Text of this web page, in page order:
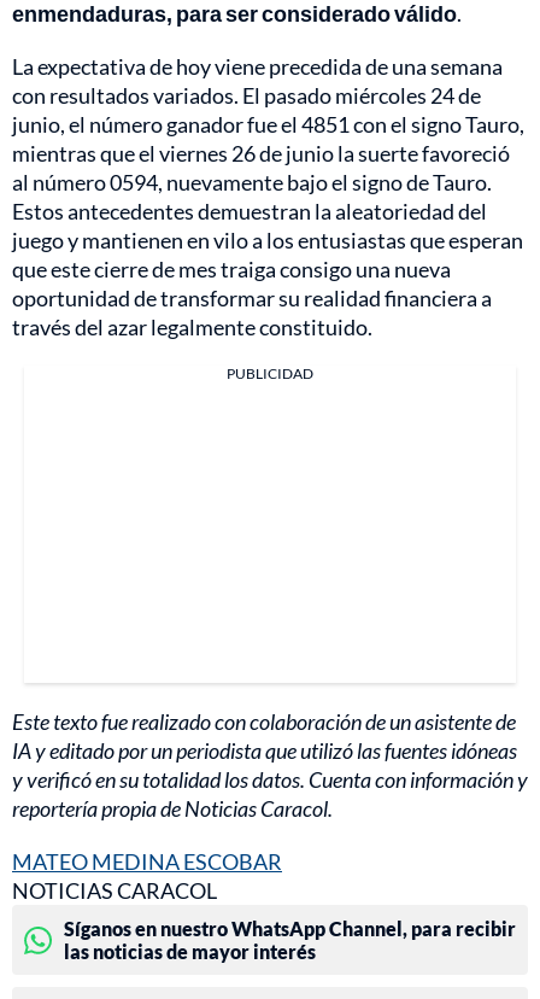
enmendaduras, para ser considerado válido.
La expectativa de hoy viene precedida de una semana
con resultados variados. El pasado miércoles 24 de
junio, el número ganador fue el 4851 con el signo Tauro,
mientras que el viernes 26 de junio la suerte favoreció
al número 0594, nuevamente bajo el signo de Tauro.
Estos antecedentes demuestran la aleatoriedad del
juego y mantienen en vilo a los entusiastas que esperan
que este cierre de mes traiga consigo una nueva
oportunidad de transformar su realidad financiera a
través del azar legalmente constituido.
PUBLICIDAD
Este texto fue realizado con colaboración de un asistente de
IA y editado por un periodista que utilizó las fuentes idóneas
y verificó en su totalidad los datos. Cuenta con información y
reportería propia de Noticias Caracol.
MATEO MEDINA ESCOBAR
NOTICIAS CARACOL
Síganos en nuestro WhatsApp Channel, para recibir
las noticias de mayor interés